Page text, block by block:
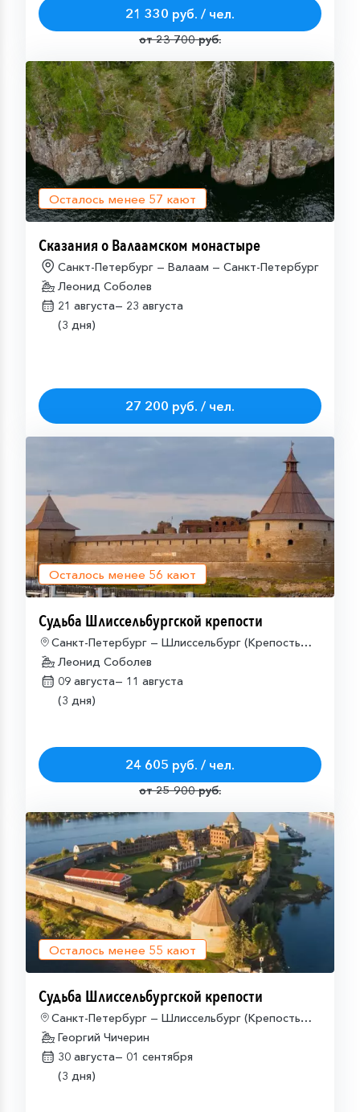
21 330 руб. / чел.
от 23 700 руб.
Осталось менее 57 кают
Сказания о Валаамском монастыре
Санкт-Петербург — Валаам — Санкт-Петербург
Леонид Соболев
21 августа— 23 августа
(3 дня)
27 200 руб. / чел.
Осталось менее 56 кают
Судьба Шлиссельбургской крепости
Санкт-Петербург — Шлиссельбург (Крепость
Орешек) — Санкт-Петербург
Леонид Соболев
09 августа— 11 августа
(3 дня)
24 605 руб. / чел.
от 25 900 руб.
Осталось менее 55 кают
Судьба Шлиссельбургской крепости
Санкт-Петербург — Шлиссельбург (Крепость
Орешек) — Санкт-Петербург
Георгий Чичерин
30 августа— 01 сентября
(3 дня)